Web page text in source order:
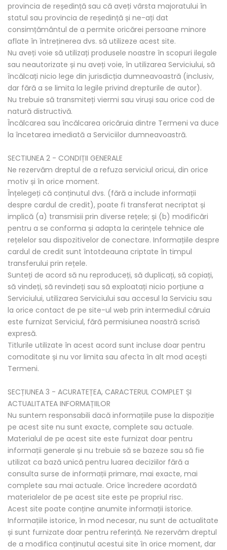
provincia de reședință sau că aveți vârsta majoratului în
statul sau provincia de reședință și ne-ați dat
consimțământul de a permite oricărei persoane minore
aflate în întreținerea dvs. să utilizeze acest site.
Nu aveți voie să utilizați produsele noastre în scopuri ilegale
sau neautorizate și nu aveți voie, în utilizarea Serviciului, să
încălcați nicio lege din jurisdicția dumneavoastră (inclusiv,
dar fără a se limita la legile privind drepturile de autor).
Nu trebuie să transmiteți viermi sau viruși sau orice cod de
natură distructivă.
Încălcarea sau încălcarea oricăruia dintre Termeni va duce
la încetarea imediată a Serviciilor dumneavoastră.
SECTIUNEA 2 - CONDIȚII GENERALE
Ne rezervăm dreptul de a refuza serviciul oricui, din orice
motiv și în orice moment.
Înțelegeți că conținutul dvs. (fără a include informații
despre cardul de credit), poate fi transferat necriptat și
implică (a) transmisii prin diverse rețele; și (b) modificări
pentru a se conforma și adapta la cerințele tehnice ale
rețelelor sau dispozitivelor de conectare. Informațiile despre
cardul de credit sunt întotdeauna criptate în timpul
transferului prin rețele.
Sunteți de acord să nu reproduceți, să duplicați, să copiați,
să vindeți, să revindeți sau să exploatați nicio porțiune a
Serviciului, utilizarea Serviciului sau accesul la Serviciu sau
la orice contact de pe site-ul web prin intermediul căruia
este furnizat Serviciul, fără permisiunea noastră scrisă
expresă.
Titlurile utilizate în acest acord sunt incluse doar pentru
comoditate și nu vor limita sau afecta în alt mod acești
Termeni.
SECȚIUNEA 3 - ACURATEȚEA, CARACTERUL COMPLET ȘI
ACTUALITATEA INFORMAȚIILOR
Nu suntem responsabili dacă informațiile puse la dispoziție
pe acest site nu sunt exacte, complete sau actuale.
Materialul de pe acest site este furnizat doar pentru
informații generale și nu trebuie să se bazeze sau să fie
utilizat ca bază unică pentru luarea deciziilor fără a
consulta surse de informații primare, mai exacte, mai
complete sau mai actuale. Orice încredere acordată
materialelor de pe acest site este pe propriul risc.
Acest site poate conține anumite informații istorice.
Informațiile istorice, în mod necesar, nu sunt de actualitate
și sunt furnizate doar pentru referință. Ne rezervăm dreptul
de a modifica conținutul acestui site în orice moment, dar